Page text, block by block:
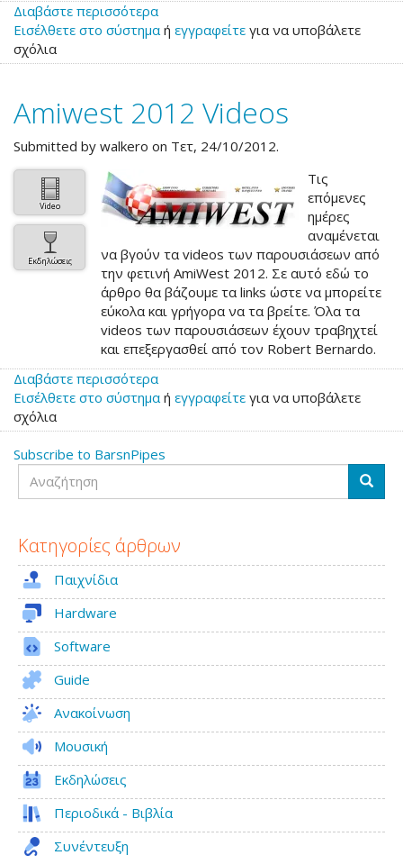
Διαβάστε περισσότερα
το
&
0.7.1
Εισέλθετε στο σύστημα ή εγγραφείτε για να υποβάλετε
σχόλια
Amiwest 2012 Videos
Submitted by walkero on Τετ, 24/10/2012.
Video
Εκδηλώσεις
Τις
επόμενες
ημέρες
αναμένεται
να βγούν τα videos των παρουσιάσεων από
την φετινή AmiWest 2012. Σε αυτό εδώ το
άρθρο θα βάζουμε τα links ώστε να μπορείτε
εύκολα και γρήγορα να τα βρείτε. Όλα τα
videos των παρουσιάσεων έχουν τραβηχτεί
και επεξεργασθεί από τον Robert Bernardo.
Διαβάστε περισσότερα
το
2012
Videos
Εισέλθετε στο σύστημα ή εγγραφείτε για να υποβάλετε
σχόλια
Subscribe to BarsnPipes
Αναζήτηση
Κατηγορίες άρθρων
Παιχνίδια
Hardware
Software
Guide
Ανακοίνωση
Μουσική
Εκδηλώσεις
Περιοδικά - Βιβλία
Συνέντευξη